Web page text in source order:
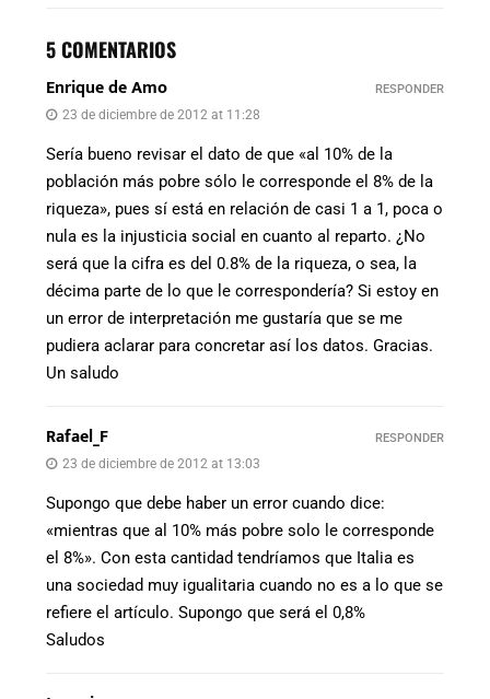
5 COMENTARIOS
Enrique de Amo
23 de diciembre de 2012 at 11:28
Sería bueno revisar el dato de que «al 10% de la
población más pobre sólo le corresponde el 8% de la
riqueza», pues sí está en relación de casi 1 a 1, poca o
nula es la injusticia social en cuanto al reparto. ¿No
será que la cifra es del 0.8% de la riqueza, o sea, la
décima parte de lo que le correspondería? Si estoy en
un error de interpretación me gustaría que se me
pudiera aclarar para concretar así los datos. Gracias.
Un saludo
RESPONDER
Rafael_F
23 de diciembre de 2012 at 13:03
Supongo que debe haber un error cuando dice:
«mientras que al 10% más pobre solo le corresponde
el 8%». Con esta cantidad tendríamos que Italia es
una sociedad muy igualitaria cuando no es a lo que se
refiere el artículo. Supongo que será el 0,8%
Saludos
RESPONDER